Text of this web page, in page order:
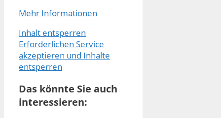
Mehr Informationen
Inhalt entsperren
Erforderlichen Service
akzeptieren und Inhalte
entsperren
Das könnte Sie auch
interessieren: